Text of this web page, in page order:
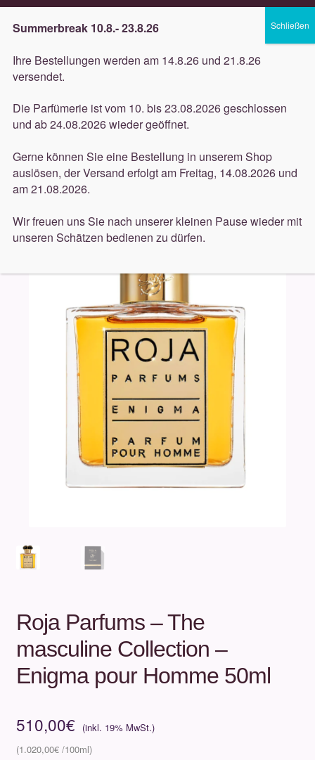
Lieferung innerhalb 3 Werktagen
Navigation
springen
Inhalt
springen
Düfte
öffnen
öffnen
Dekorative
Accessoires
öffnen
Start Düfte Roja Parfums
Roja Parfums – The
Roja Parfums – The
masculine Collection –
Enigma pour Homme 50ml
510,00€
1.020,00€
Summerbreak 10.8.- 23.8.26
Ihre Bestellungen werden am 14.8.26 und 21.8.26
versendet.
Die Parfümerie ist vom 10. bis 23.08.2026 geschlossen
und ab 24.08.2026 wieder geöffnet.
Gerne können Sie eine Bestellung in unserem Shop
auslösen, der Versand erfolgt am Freitag, 14.08.2026 und
am 21.08.2026.
Wir freuen uns Sie nach unserer kleinen Pause wieder mit
unseren Schätzen bedienen zu dürfen.